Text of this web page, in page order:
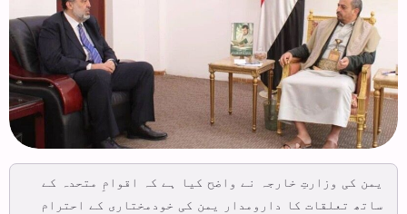
یمن کی وزارتِ خارجہ نے واضح کیا ہے کہ اقوامِ متحدہ کے
ساتھ تعلقات کا دارومدار یمن کی خودمختاری کے احترام